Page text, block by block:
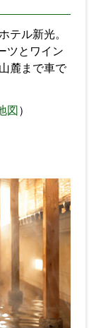
テル新光。
ツとワイン
麓まで車で
図 ）